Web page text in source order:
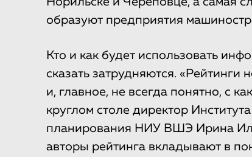
образуют предприятия
Кто и как будет использовать
сказать затрудняются. «Рейтинги
и, главное, не всегда понятно, с
круглом столе директор
планирования НИУ ВШЭ Ирина
авторы рейтинга вкладывают в